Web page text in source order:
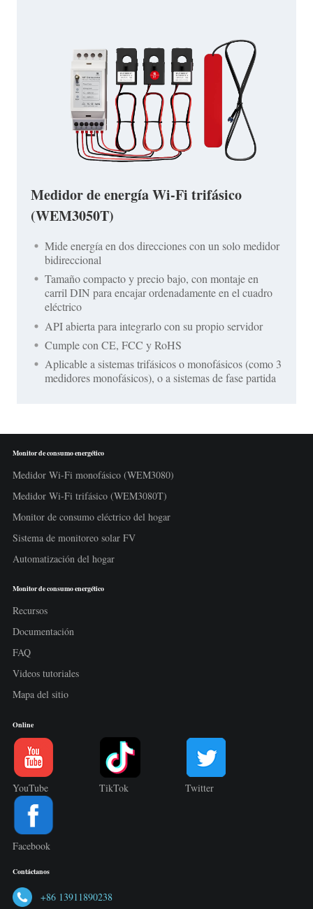
Medidor de energía Wi-Fi trifásico
(WEM3050T)
Mide energía en dos direcciones con un solo medidor
bidireccional
Tamaño compacto y precio bajo, con montaje en
carril DIN para encajar ordenadamente en el cuadro
eléctrico
API abierta para integrarlo con su propio servidor
Cumple con CE, FCC y RoHS
Aplicable a sistemas trifásicos o monofásicos (como 3
medidores monofásicos), o a sistemas de fase partida
Monitor de consumo energético
Medidor Wi-Fi monofásico (WEM3080)
Medidor Wi-Fi trifásico (WEM3080T)
Monitor de consumo eléctrico del hogar
Sistema de monitoreo solar FV
Automatización del hogar
Monitor de consumo energético
Recursos
Documentación
FAQ
Videos tutoriales
Mapa del sitio
Online
YouTube TikTok Twitter
Facebook
Contáctanos
+86 13911890238